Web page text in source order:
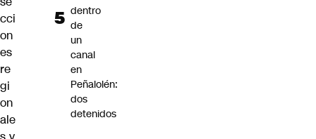
cci
on
es
re
gi
on
ale
dentro
de
un
canal
en
Peñalolén:
dos
detenidos